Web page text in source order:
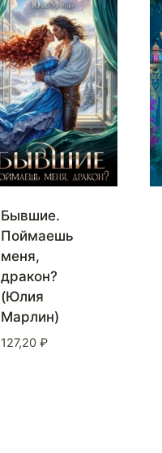
Бывшие.
Поймаешь
меня,
дракон?
(Юлия
Марлин)
127,20 ₽